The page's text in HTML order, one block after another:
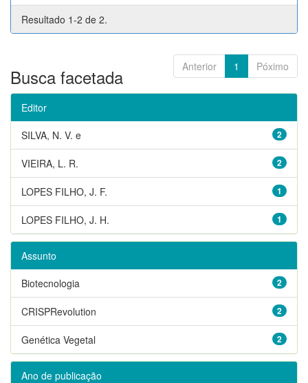
Resultado 1-2 de 2.
Anterior 1 Póximo
Busca facetada
Editor
2
SILVA, N. V. e
2
VIEIRA, L. R.
1
LOPES FILHO, J. F.
1
LOPES FILHO, J. H.
Assunto
2
Biotecnologia
2
CRISPRevolution
2
Genética Vegetal
Ano de publicação